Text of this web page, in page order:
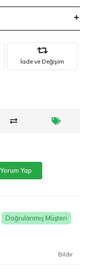
İade ve Değişim
Yorum Yap
Doğrulanmış Müşteri
Bildir